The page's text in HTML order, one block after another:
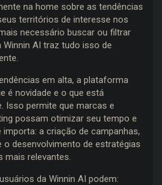
na home sobre as tendências
territórios de interesse nos
necessário buscar ou filtrar
AI traz tudo isso de
em alta, a plataforma
é novidade e o que está
Isso permite que marcas e
possam otimizar seu tempo e
a criação de campanhas,
desenvolvimento de estratégias
mais relevantes.
da Winnin AI podem: